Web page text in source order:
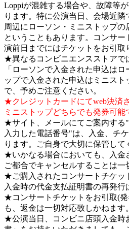
Loppiが混雑する場合や、故障等
ります。特に公演当日、会場近隣
周辺にローソン・ミニストップ
ということもあります。コンサ
演前日までにはチケットをお引取
★異なるコンビニエンスストアで
「ローソンで入金された申込は
ップで入金された申込はミニス
で、予めご注意ください。
★クレジットカードにてweb決済
ミニストップどちらでも発券可能
★サイト、メールにてご案内する
入力した電話番号"は、入金、チ
ります。ご自身で大切に保管して
★いかなる場合においても、入金
ご都合でキャンセルすることは一
★ご購入されたコンサートチケッ
入金時の代金支払証明書の再発行
★コンサートチケットをお引取(
も、返金は一切対応致しかねます
★公演当日、コンビニ店頭入金時